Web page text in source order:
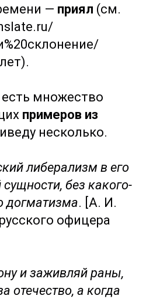
— приял (см.
множество
примеров из
несколько.
либерализм в его
без какого-
догматизма. [А. И.
офицера
и заживляй раны,
отечество, а когда